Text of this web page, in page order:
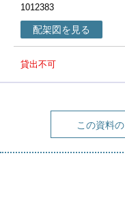
1012383
配架図を見る
貸出不可
この資料